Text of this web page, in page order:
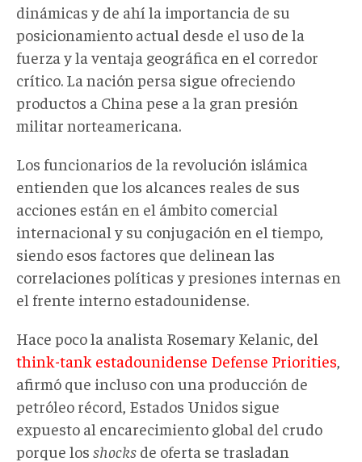
dinámicas y de ahí la importancia de su
posicionamiento actual desde el uso de la
fuerza y la ventaja geográfica en el corredor
crítico. La nación persa sigue ofreciendo
productos a China pese a la gran presión
militar norteamericana.
Los funcionarios de la revolución islámica
entienden que los alcances reales de sus
acciones están en el ámbito comercial
internacional y su conjugación en el tiempo,
siendo esos factores que delinean las
correlaciones políticas y presiones internas en
el frente interno estadounidense.
Hace poco la analista Rosemary Kelanic, del
think-tank estadounidense Defense Priorities
afirmó que incluso con una producción de
petróleo récord, Estados Unidos sigue
expuesto al encarecimiento global del crudo
porque los shocks de oferta se trasladan